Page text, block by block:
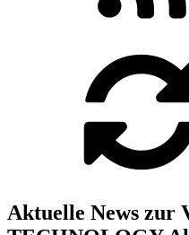
Aktuelle News zur